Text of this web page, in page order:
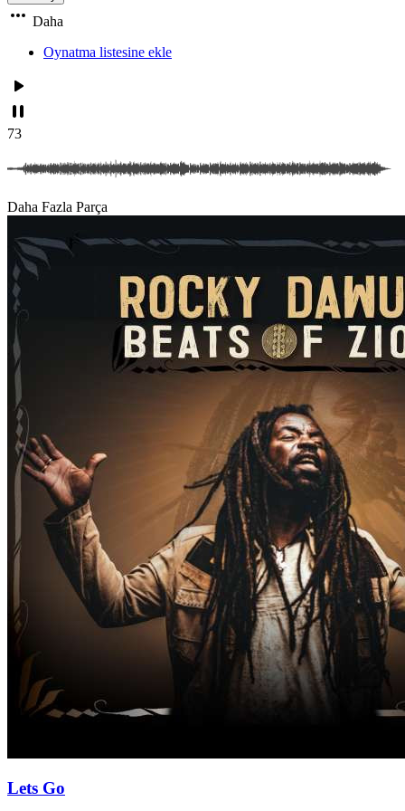
Daha
Oynatma listesine ekle
73
Daha Fazla Parça
Lets Go